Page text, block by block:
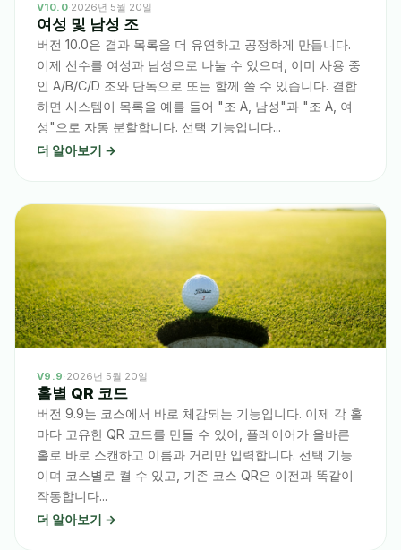
V10.0 2026년 5월 20일
여성 및 남성 조
버전 10.0은 결과 목록을 더 유연하고 공정하게 만듭니다.
이제 선수를 여성과 남성으로 나눌 수 있으며, 이미 사용 중
인 A/B/C/D 조와 단독으로 또는 함께 쓸 수 있습니다. 결합
하면 시스템이 목록을 예를 들어 "조 A, 남성"과 "조 A, 여
성"으로 자동 분할합니다. 선택 기능입니다...
더 알아보기 →
V9.9 2026년 5월 20일
홀별 QR 코드
버전 9.9는 코스에서 바로 체감되는 기능입니다. 이제 각 홀
마다 고유한 QR 코드를 만들 수 있어, 플레이어가 올바른
홀로 바로 스캔하고 이름과 거리만 입력합니다. 선택 기능
이며 코스별로 켤 수 있고, 기존 코스 QR은 이전과 똑같이
작동합니다...
더 알아보기 →